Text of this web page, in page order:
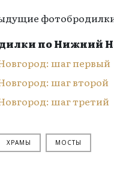
по Нижний
шаг первый
шаг второй
шаг третий
ХРАМЫ МОСТЫ